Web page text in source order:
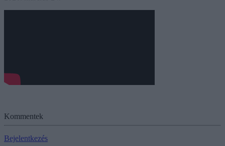
Kommentek
Bejelentkezés